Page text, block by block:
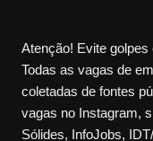
Atenção! Evite
Todas as vagas de
coletadas de fontes
vagas no Instagram,
Sólides, InfoJobs,